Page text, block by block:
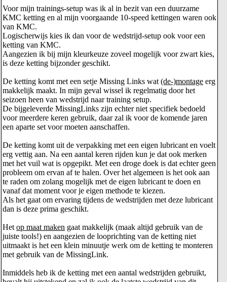
Voor mijn trainings-setup was ik al in bezit van een duurzame
KMC ketting en al mijn voorgaande 10-speed kettingen waren ook
van KMC.
Logischerwijs kies ik dan voor de wedstrijd-setup ook voor een
ketting van KMC.
Aangezien ik bij mijn kleurkeuze zoveel mogelijk voor zwart kies,
is deze ketting bijzonder geschikt.
De ketting komt met een setje Missing Links wat (de-)montage erg
makkelijk maakt. In mijn geval wissel ik regelmatig door het
seizoen heen van wedstrijd naar training setup.
De bijgeleverde MissingLinks zijn echter niet specifiek bedoeld
voor meerdere keren gebruik, daar zal ik voor de komende jaren
een aparte set voor moeten aanschaffen.
De ketting komt uit de verpakking met een eigen lubricant en voelt
erg vettig aan. Na een aantal keren rijden kun je dat ook merken
met het vuil wat is opgepikt. Met een droge doek is dat echter geen
probleem om ervan af te halen. Over het algemeen is het ook aan
te raden om zolang mogelijk met de eigen lubricant te doen en
vanaf dat moment voor je eigen methode te kiezen.
Als het gaat om ervaring tijdens de wedstrijden met deze lubricant
dan is deze prima geschikt.
Het op maat maken gaat makkelijk (maak altijd gebruik van de
juiste tools!) en aangezien de looprichting van de ketting niet
uitmaakt is het een klein minuutje werk om de ketting te monteren
met gebruik van de MissingLink.
Inmiddels heb ik de ketting met een aantal wedstrijden gebruikt,